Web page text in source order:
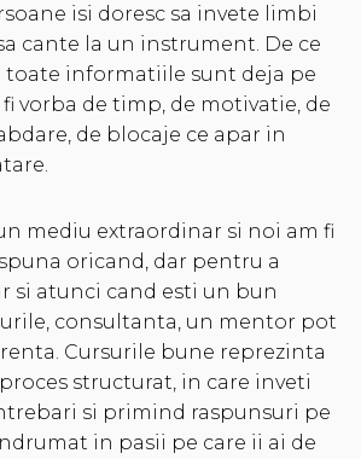
isi doresc sa invete limbi
cante la un instrument. De ce
toate informatiile sunt deja pe
vorba de timp, de motivatie, de
de blocaje ce apar in
mediu extraordinar si noi am fi
oricand, dar pentru a
si atunci cand esti un bun
consultanta, un mentor pot
Cursurile bune reprezinta
structurat, in care inveti
si primind raspunsuri pe
in pasii pe care ii ai de